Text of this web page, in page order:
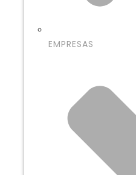
EMPRESAS